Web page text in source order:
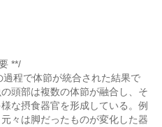
**/
程で体節が統合された結果で
頭部は複数の体節が融合し、そ
な摂食器官を形成している。例
々は脚だったものが変化した器